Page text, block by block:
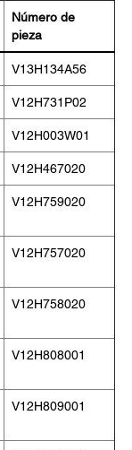
Número de
pieza
V13H134A56
V12H731P02
V12H003W01
V12H467020
V12H759020
V12H757020
V12H758020
V12H808001
V12H809001